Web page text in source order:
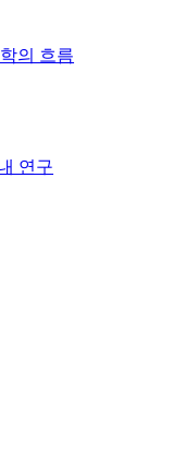
의 흐름
연구